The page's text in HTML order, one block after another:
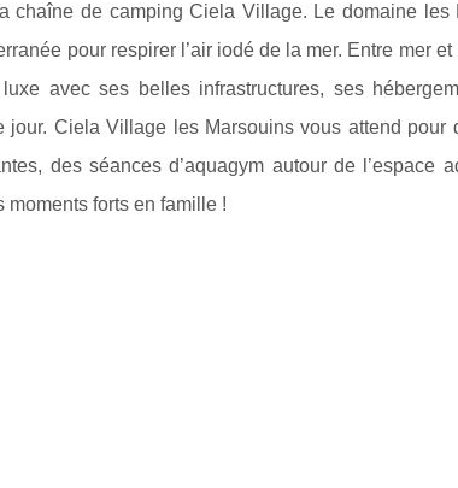
chaîne de camping Ciela Village. Le domaine les
pour respirer l’air iodé de la mer. Entre mer et
avec ses belles infrastructures, ses
Ciela Village les Marsouins vous attend pour
des séances d’aquagym autour de l’espace
forts en famille !